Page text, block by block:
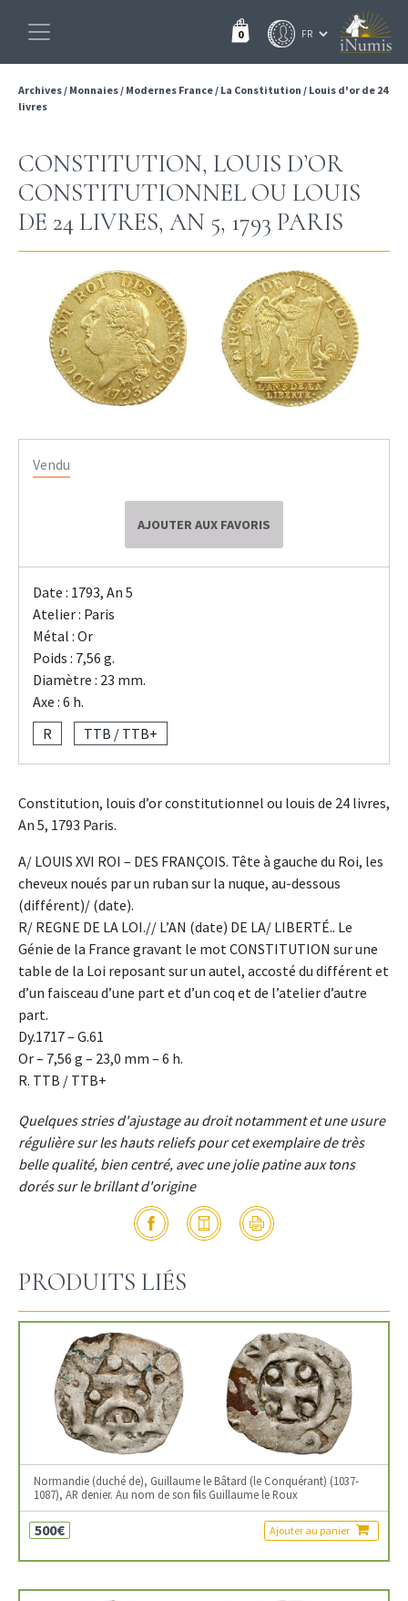
0
Archives/ Monnaies/ Modernes France/ La Constitution / Louis d'or de 24
livres
CONSTITUTION, LOUIS D’OR
CONSTITUTIONNEL OU LOUIS
DE 24 LIVRES, AN 5, 1793 PARIS
Vendu
AJOUTER AUX FAVORIS
Date : 1793, An 5
Atelier : Paris
Métal : Or
Poids : 7,56 g.
Diamètre : 23 mm.
Axe : 6 h.
R
TTB / TTB+
Constitution, louis d’or constitutionnel ou louis de 24 livres,
An 5, 1793 Paris.
A/ LOUIS XVI ROI – DES FRANÇOIS. Tête à gauche du Roi, les
cheveux noués par un ruban sur la nuque, au-dessous
(différent)/ (date).
R/ REGNE DE LA LOI.// L’AN (date) DE LA/ LIBERTÉ.. Le
Génie de la France gravant le mot CONSTITUTION sur une
table de la Loi reposant sur un autel, accosté du différent et
d’un faisceau d’une part et d’un coq et de l’atelier d’autre
part.
Dy.1717 – G.61
Or – 7,56 g – 23,0 mm – 6 h.
R. TTB / TTB+
Quelques stries d'ajustage au droit notamment et une usure
régulière sur les hauts reliefs pour cet exemplaire de très
belle qualité, bien centré, avec une jolie patine aux tons
dorés sur le brillant d'origine
PRODUITS LIÉS
Normandie (duché de), Guillaume le Bâtard (le Conquérant) (1037-
1087), AR denier. Au nom de son fils Guillaume le Roux
500€ Ajouter au panier